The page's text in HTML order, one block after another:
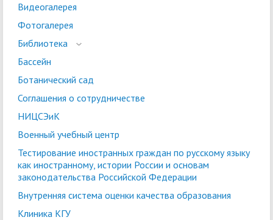
Видеогалерея
Фотогалерея
Библиотека
Бассейн
Ботанический сад
Соглашения о сотрудничестве
НИЦСЭиК
Военный учебный центр
Тестирование иностранных граждан по русскому языку
как иностранному, истории России и основам
законодательства Российской Федерации
Внутренняя система оценки качества образования
Клиника КГУ